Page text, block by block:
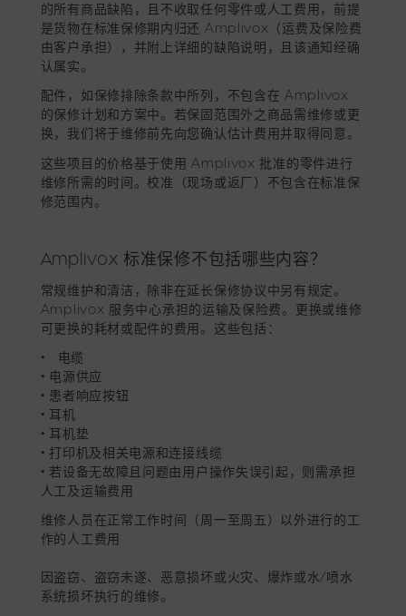
的所有商品缺陷，且不收取任何零件或人工费用，前提
是货物在标准保修期内归还 Amplivox（运费及保险费
由客户承担），并附上详细的缺陷说明，且该通知经确
认属实。
配件，如保修排除条款中所列，不包含在 Amplivox
的保修计划和方案中。若保固范围外之商品需维修或更
换，我们将于维修前先向您确认估计费用并取得同意。
这些项目的价格基于使用 Amplivox 批准的零件进行
维修所需的时间。校准（现场或返厂）不包含在标准保
修范围内。
Amplivox 标准保修不包括哪些内容？
常规维护和清洁，除非在延长保修协议中另有规定。
Amplivox 服务中心承担的运输及保险费。更换或维修
可更换的耗材或配件的费用。这些包括：
•
电缆
• 电源供应
• 患者响应按钮
• 耳机
• 耳机垫
• 打印机及相关电源和连接线缆
• 若设备无故障且问题由用户操作失误引起，则需承担
人工及运输费用
维修人员在正常工作时间（周一至周五）以外进行的工
作的人工费用
因盗窃、盗窃未遂、恶意损坏或火灾、爆炸或水/喷水
系统损坏执行的维修。